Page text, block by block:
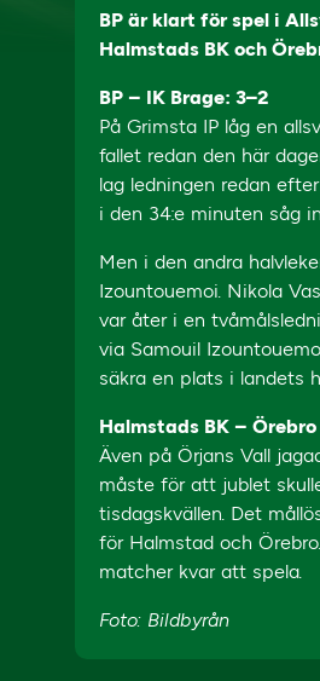
BP är klart för spel i
Halmstads BK och
BP – IK Brage: 3–2
På Grimsta IP låg en
fallet redan den här
lag ledningen redan
i den 34:e minuten såg
Men i den andra
Izountouemoi. Nikola
var åter i en
via Samouil
säkra en plats i landets
Halmstads BK –
Även på Örjans Vall
måste för att jublet
tisdagskvällen. Det
för Halmstad och
matcher kvar att spela.
Foto: Bildbyrån